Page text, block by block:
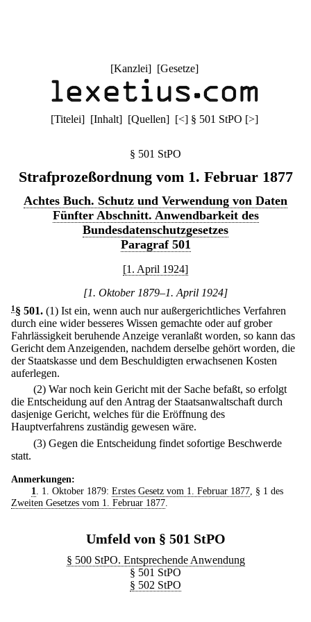
[Kanzlei] [Gesetze]
[Titelei] [Inhalt] [Quellen] [<] § 501 StPO [>]
§ 501 StPO
Strafprozeßordnung vom 1. Februar 1877
Achtes Buch. Schutz und Verwendung von Daten
Fünfter Abschnitt. Anwendbarkeit des
Bundesdatenschutzgesetzes
Paragraf 501
[1. April 1924]
[1. Oktober 1879–1. April 1924]
1 § 501. (1) Ist ein, wenn auch nur außergerichtliches Verfahren
durch eine wider besseres Wissen gemachte oder auf grober
Fahrlässigkeit beruhende Anzeige veranlaßt worden, so kann das
Gericht dem Anzeigenden, nachdem derselbe gehört worden, die
der Staatskasse und dem Beschuldigten erwachsenen Kosten
auferlegen.
(2) War noch kein Gericht mit der Sache befaßt, so erfolgt
die Entscheidung auf den Antrag der Staatsanwaltschaft durch
dasjenige Gericht, welches für die Eröffnung des
Hauptverfahrens zuständig gewesen wäre.
(3) Gegen die Entscheidung findet sofortige Beschwerde
statt.
Anmerkungen:
1
. 1. Oktober 1879: Erstes Gesetz vom 1. Februar 1877, § 1 des
Zweiten Gesetzes vom 1. Februar 1877
Umfeld von § 501 StPO
§ 500 StPO. Entsprechende Anwendung
§ 501 StPO
§ 502 StPO